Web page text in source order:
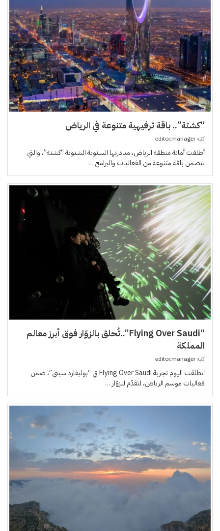
“كشتة”.. باقة ترفيهية متنوعة في الرياض
كتبهeditor.manager
أطلقت أمانة منطقة الرياض، مبادرتها السنوية الشتوية “كشتة”، والتي
تتضمن باقة متنوعة من الفعاليات والبرامج …
“Flying Over Saudi”..تُحلق بالزوّار فوق أبرز معالم
المملكة
كتبهeditor.manager
انطلقت اليوم تجربة Flying Over Saudi في “بوليفارد سيتي”، ضمن
فعاليات موسم الرياض، لتقدّم للزوّار …